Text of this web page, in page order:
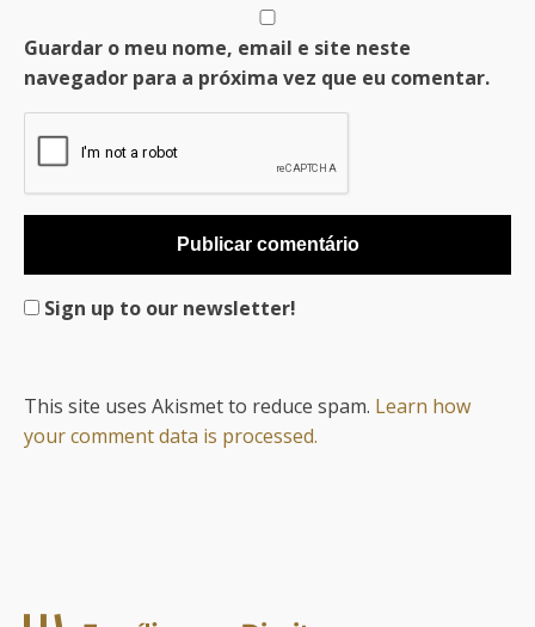
Guardar o meu nome, email e site neste
navegador para a próxima vez que eu comentar.
Sign up to our newsletter!
This site uses Akismet to reduce spam. Learn how
your comment data is processed.